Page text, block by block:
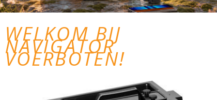
WELKOM BIJ
NAVIGATOR
VOERBOTEN!